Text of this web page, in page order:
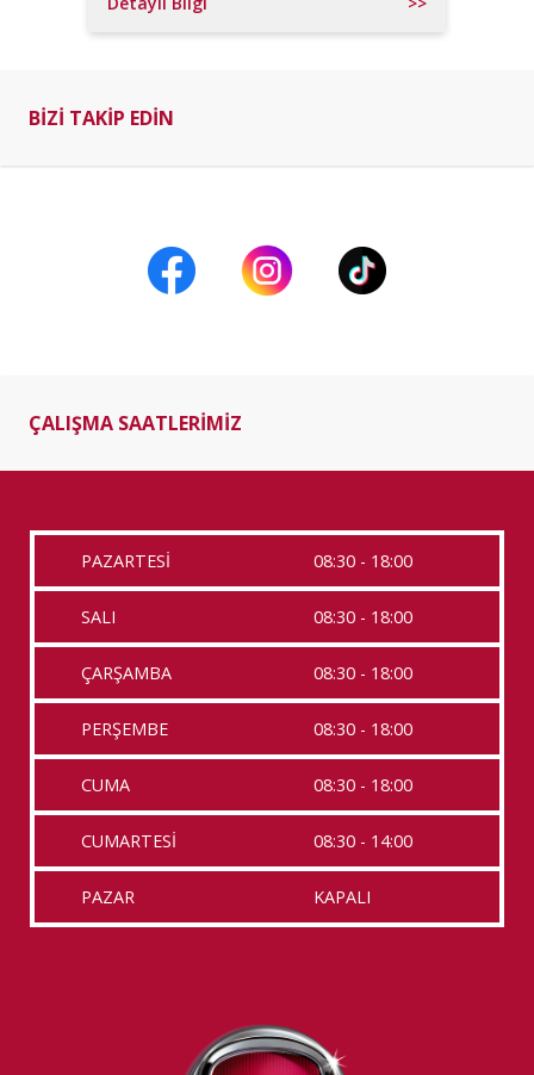
BİZİ TAKİP EDİN
ÇALIŞMA SAATLERİMİZ
PAZARTESİ 08:30 - 18:00
SALI 08:30 - 18:00
ÇARŞAMBA 08:30 - 18:00
PERŞEMBE 08:30 - 18:00
CUMA 08:30 - 18:00
CUMARTESİ 08:30 - 14:00
PAZAR KAPALI